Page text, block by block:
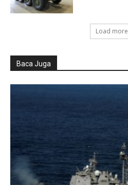
Load more
Baca Juga